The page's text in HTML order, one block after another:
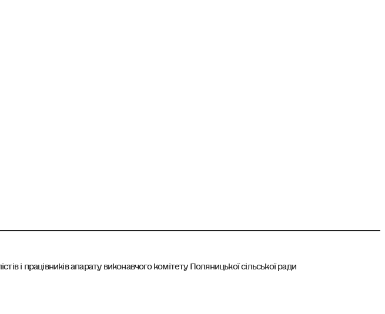
і працівників апарату виконавчого комітету Поляницької сільської ради